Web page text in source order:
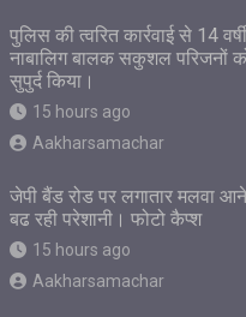
पुलिस की त्वरित कार्रवाई से 14
नाबालिग बालक सकुशल परिजनों
सुपुर्द किया।
15 hours ago
Aakharsamachar
जेपी बैंड रोड पर लगातार मलवा
बढ रही परेशानी। फोटो कैप्श
15 hours ago
Aakharsamachar